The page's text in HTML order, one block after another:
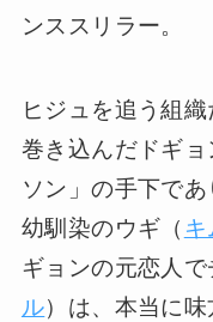
ンススリラー。
ヒジュを追う組
巻き込んだドギョ
ソン」の手下で
幼馴染のウギ（
ギョンの元恋人
ル）は、本当に